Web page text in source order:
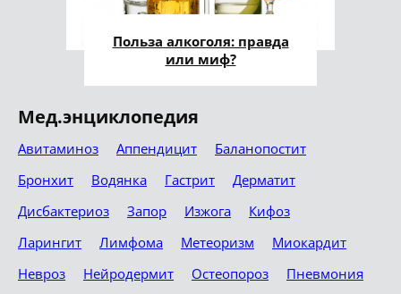
Польза алкоголя: правда
или миф?
Мед.энциклопедия
Авитаминоз Аппендицит
Баланопостит
Бронхит
Водянка Гастрит
Дерматит
Дисбактериоз
Запор Изжога
Кифоз
Ларингит
Лимфома Метеоризм
Миокардит
Невроз
Нейродермит Остеопороз
Пневмония